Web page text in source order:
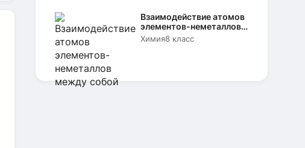
Взаимодействие атомов
элементов-неметаллов
между собой
Химия8 класс